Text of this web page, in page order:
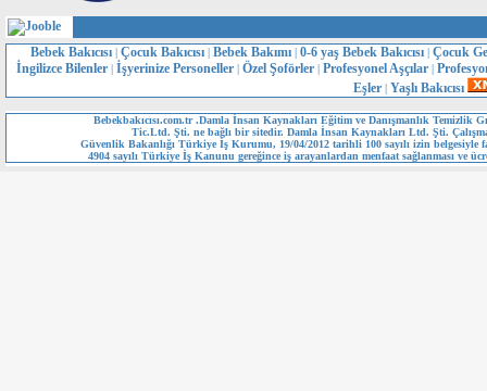
Bebek Bakıcısı | Çocuk Bakıcısı | Bebek Bakımı | 0-6 yaş Bebek Bakıcısı | Çocuk
İngilizce Bilenler | İşyerinize Personeller | Özel Şoförler | Profesyonel Aşçılar |
Eşler| Yaşlı Bakıcısı
Bebekbakıcısı.com.tr .Damla İnsan Kaynakları Eğitim ve Danışmanlık Temizlik
Tic.Ltd. Şti. ne bağlı bir sitedir. Damla İnsan Kaynakları Ltd. Şti.
Güvenlik Bakanlığı Türkiye İş Kurumu, 19/04/2012 tarihli 100 sayılı izin belgesiyle
4904 sayılı Türkiye İş Kanunu gereğince iş arayanlardan menfaat sağlanması ve